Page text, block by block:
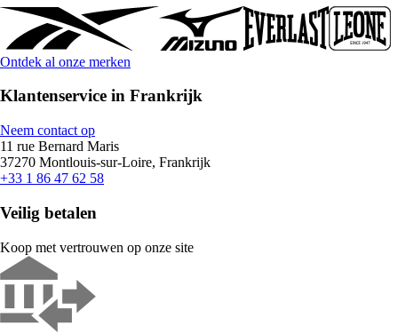
Ontdek al onze merken
Klantenservice in Frankrijk
Neem contact op
11 rue Bernard Maris
37270 Montlouis-sur-Loire, Frankrijk
+33 1 86 47 62 58
Veilig betalen
Koop met vertrouwen op onze site